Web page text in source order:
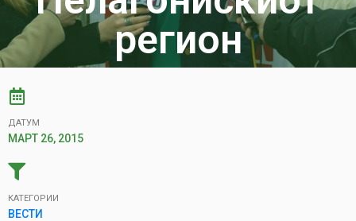
регион
ДАТУМ
МАРТ 26, 2015
КАТЕГОРИИ
ВЕСТИ